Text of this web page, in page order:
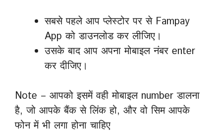
सबसे पहले आप प्लेस्टोर पर से Fampay
App को डाउनलोड कर लीजिए।
उसके बाद आप अपना मोबाइल नंबर enter
कर दीजिए।
Note – आपको इसमें वही मोबाइल number डालना
है, जो आपके बैंक से लिंक हो, और वो सिम आपके
फोन में भी लगा होना चाहिए